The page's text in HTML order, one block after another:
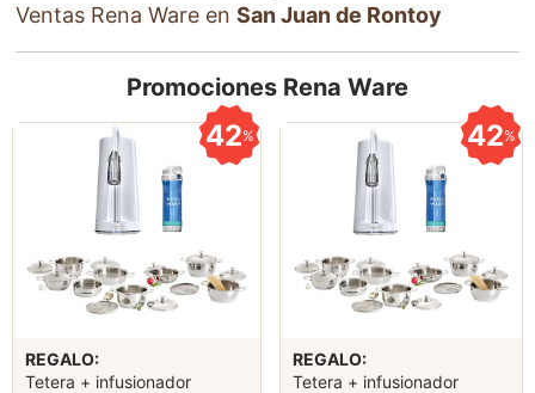
Ventas Rena Ware en San Juan de Rontoy
Promociones Rena Ware
42%
REGALO:
Tetera + infusionador
42%
REGALO:
Tetera + infusionador